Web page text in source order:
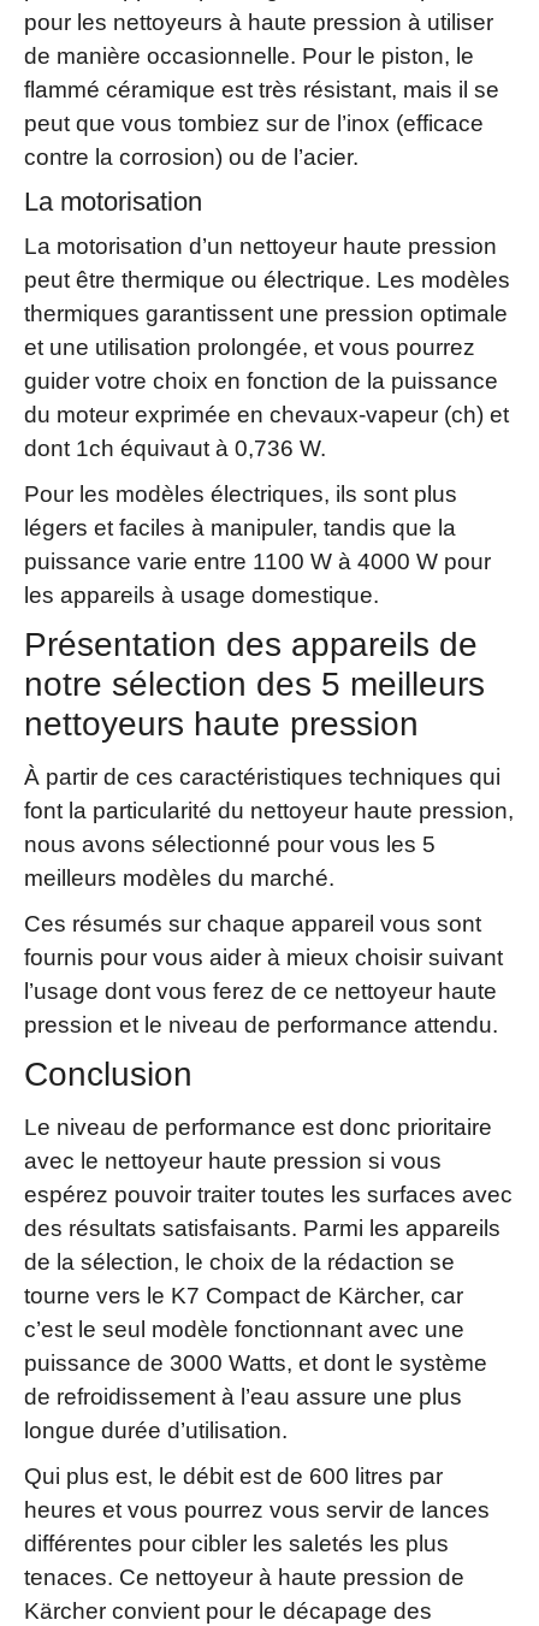
pour les nettoyeurs à haute pression à utiliser
de manière occasionnelle. Pour le piston, le
flammé céramique est très résistant, mais il se
peut que vous tombiez sur de l’inox (efficace
contre la corrosion) ou de l’acier.
La motorisation
La motorisation d’un nettoyeur haute pression
peut être thermique ou électrique. Les modèles
thermiques garantissent une pression optimale
et une utilisation prolongée, et vous pourrez
guider votre choix en fonction de la puissance
du moteur exprimée en chevaux-vapeur (ch) et
dont 1ch équivaut à 0,736 W.
Pour les modèles électriques, ils sont plus
légers et faciles à manipuler, tandis que la
puissance varie entre 1100 W à 4000 W pour
les appareils à usage domestique.
Présentation des appareils de
notre sélection des 5 meilleurs
nettoyeurs haute pression
À partir de ces caractéristiques techniques qui
font la particularité du nettoyeur haute pression,
nous avons sélectionné pour vous les 5
meilleurs modèles du marché.
Ces résumés sur chaque appareil vous sont
fournis pour vous aider à mieux choisir suivant
l’usage dont vous ferez de ce nettoyeur haute
pression et le niveau de performance attendu.
Conclusion
Le niveau de performance est donc prioritaire
avec le nettoyeur haute pression si vous
espérez pouvoir traiter toutes les surfaces avec
des résultats satisfaisants. Parmi les appareils
de la sélection, le choix de la rédaction se
tourne vers le K7 Compact de Kärcher, car
c’est le seul modèle fonctionnant avec une
puissance de 3000 Watts, et dont le système
de refroidissement à l’eau assure une plus
longue durée d’utilisation.
Qui plus est, le débit est de 600 litres par
heures et vous pourrez vous servir de lances
différentes pour cibler les saletés les plus
tenaces. Ce nettoyeur à haute pression de
Kärcher convient pour le décapage des